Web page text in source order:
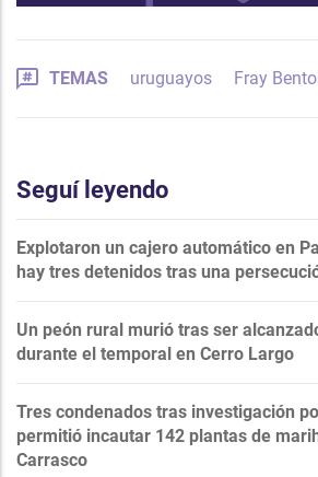
TEMAS uruguayos Fray
Seguí leyendo
Explotaron un cajero automático en
hay tres detenidos tras una
Un peón rural murió tras ser
durante el temporal en Cerro Largo
Tres condenados tras investigación
permitió incautar 142 plantas de
Carrasco